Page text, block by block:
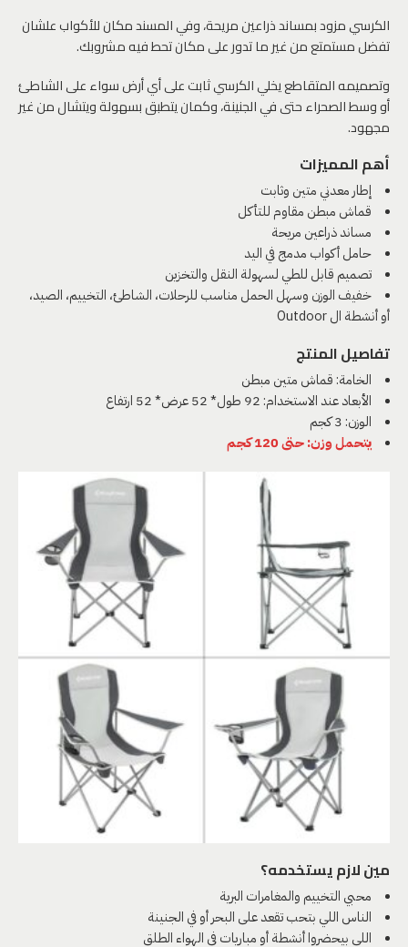
الكرسي مزود بمساند ذراعين مريحة، وفي المسند مكان للأكواب علشان
تفضل مستمتع من غير ما تدور على مكان تحط فيه مشروبك.
وتصميمه المتقاطع يخلي الكرسي ثابت على أي أرض سواء على الشاطئ
أو وسط الصحراء حتى في الجنينة، وكمان يتطبق بسهولة ويتشال من غير
مجهود.
أهم المميزات
إطار معدني متين وثابت
قماش مبطن مقاوم للتأكل
مساند ذراعين مريحة
حامل أكواب مدمج في اليد
تصميم قابل للطي لسهولة النقل والتخزين
خفيف الوزن وسهل الحمل مناسب للرحلات، الشاطئ، التخييم، الصيد،
أو أنشطة ال Outdoor
تفاصيل المنتج
الخامة: قماش متين مبطن
الأبعاد عند الاستخدام: 92 طول* 52 عرض* 52 ارتفاع
الوزن: 3 كجم
يتحمل وزن: حتى 120 كجم
مين لازم يستخدمه؟
محبي التخييم والمغامرات البرية
الناس اللي بتحب تقعد على البحر أو في الجنينة
اللي بيحضروا أنشطة أو مباريات في الهواء الطلق